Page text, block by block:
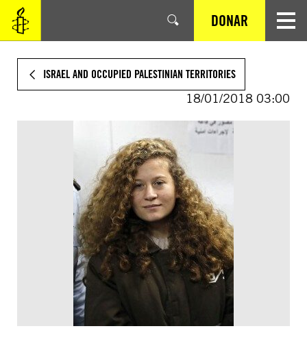
SALTAR
CONTENIDO
PRINCIPAL
DONAR
ISRAEL AND OCCUPIED PALESTINIAN TERRITORIES
18/01/2018 03:00